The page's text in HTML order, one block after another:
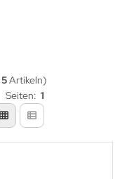
5Artikeln)
Seiten: 1